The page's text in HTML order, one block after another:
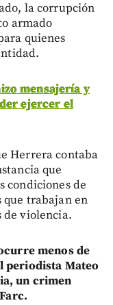
la corrupción
armado
quienes
mensajería y
ejercer el
Herrera contaba
que
condiciones de
que trabajan en
de violencia.
menos de
periodista Mateo
un crimen